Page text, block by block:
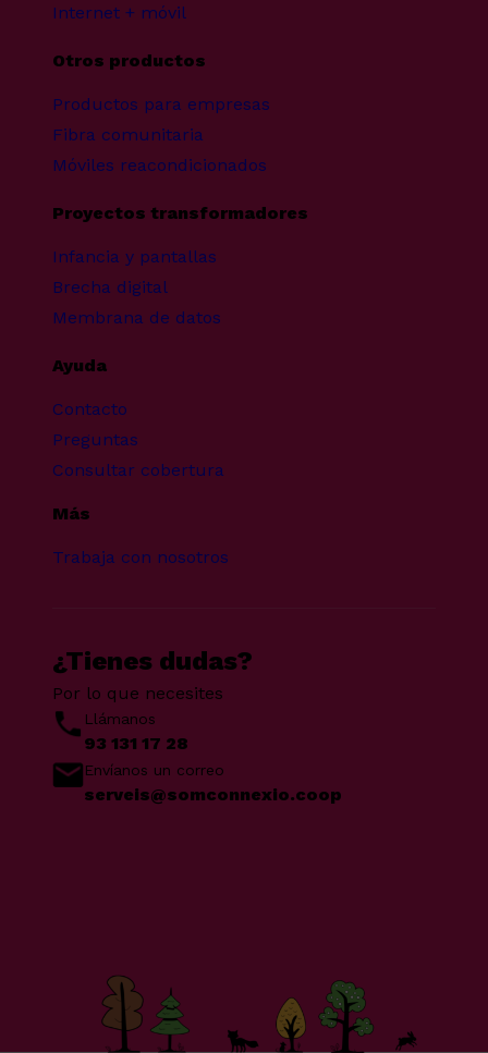
Internet + móvil
Otros productos
Productos para empresas
Fibra comunitaria
Móviles reacondicionados
Proyectos transformadores
Infancia y pantallas
Brecha digital
Membrana de datos
Ayuda
Contacto
Preguntas
Consultar cobertura
Más
Trabaja con nosotros
¿Tienes dudas?
Por lo que necesites
Llámanos
93 131 17 28
Envíanos un correo
serveis@somconnexio.coop